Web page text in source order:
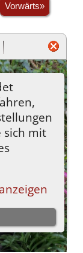
Vorwärts»